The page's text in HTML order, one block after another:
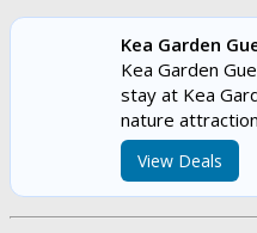
Kea Garden
Kea Garden
stay at Kea
nature
View Deals